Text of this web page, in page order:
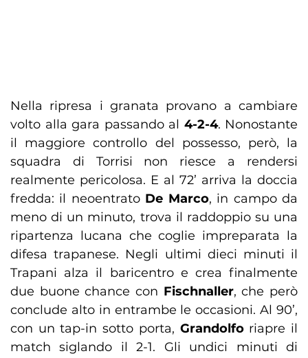
Nella ripresa i granata provano a cambiare
volto alla gara passando al 4-2-4. Nonostante
il maggiore controllo del possesso, però, la
squadra di Torrisi non riesce a rendersi
realmente pericolosa. E al 72’ arriva la doccia
fredda: il neoentrato De Marco, in campo da
meno di un minuto, trova il raddoppio su una
ripartenza lucana che coglie impreparata la
difesa trapanese. Negli ultimi dieci minuti il
Trapani alza il baricentro e crea finalmente
due buone chance con Fischnaller, che però
conclude alto in entrambe le occasioni. Al 90’,
con un tap-in sotto porta, Grandolforiapre il
match siglando il 2-1. Gli undici minuti di